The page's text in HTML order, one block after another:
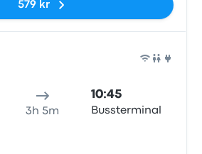
579 kr
3h 5m
10:45
Bussterminal